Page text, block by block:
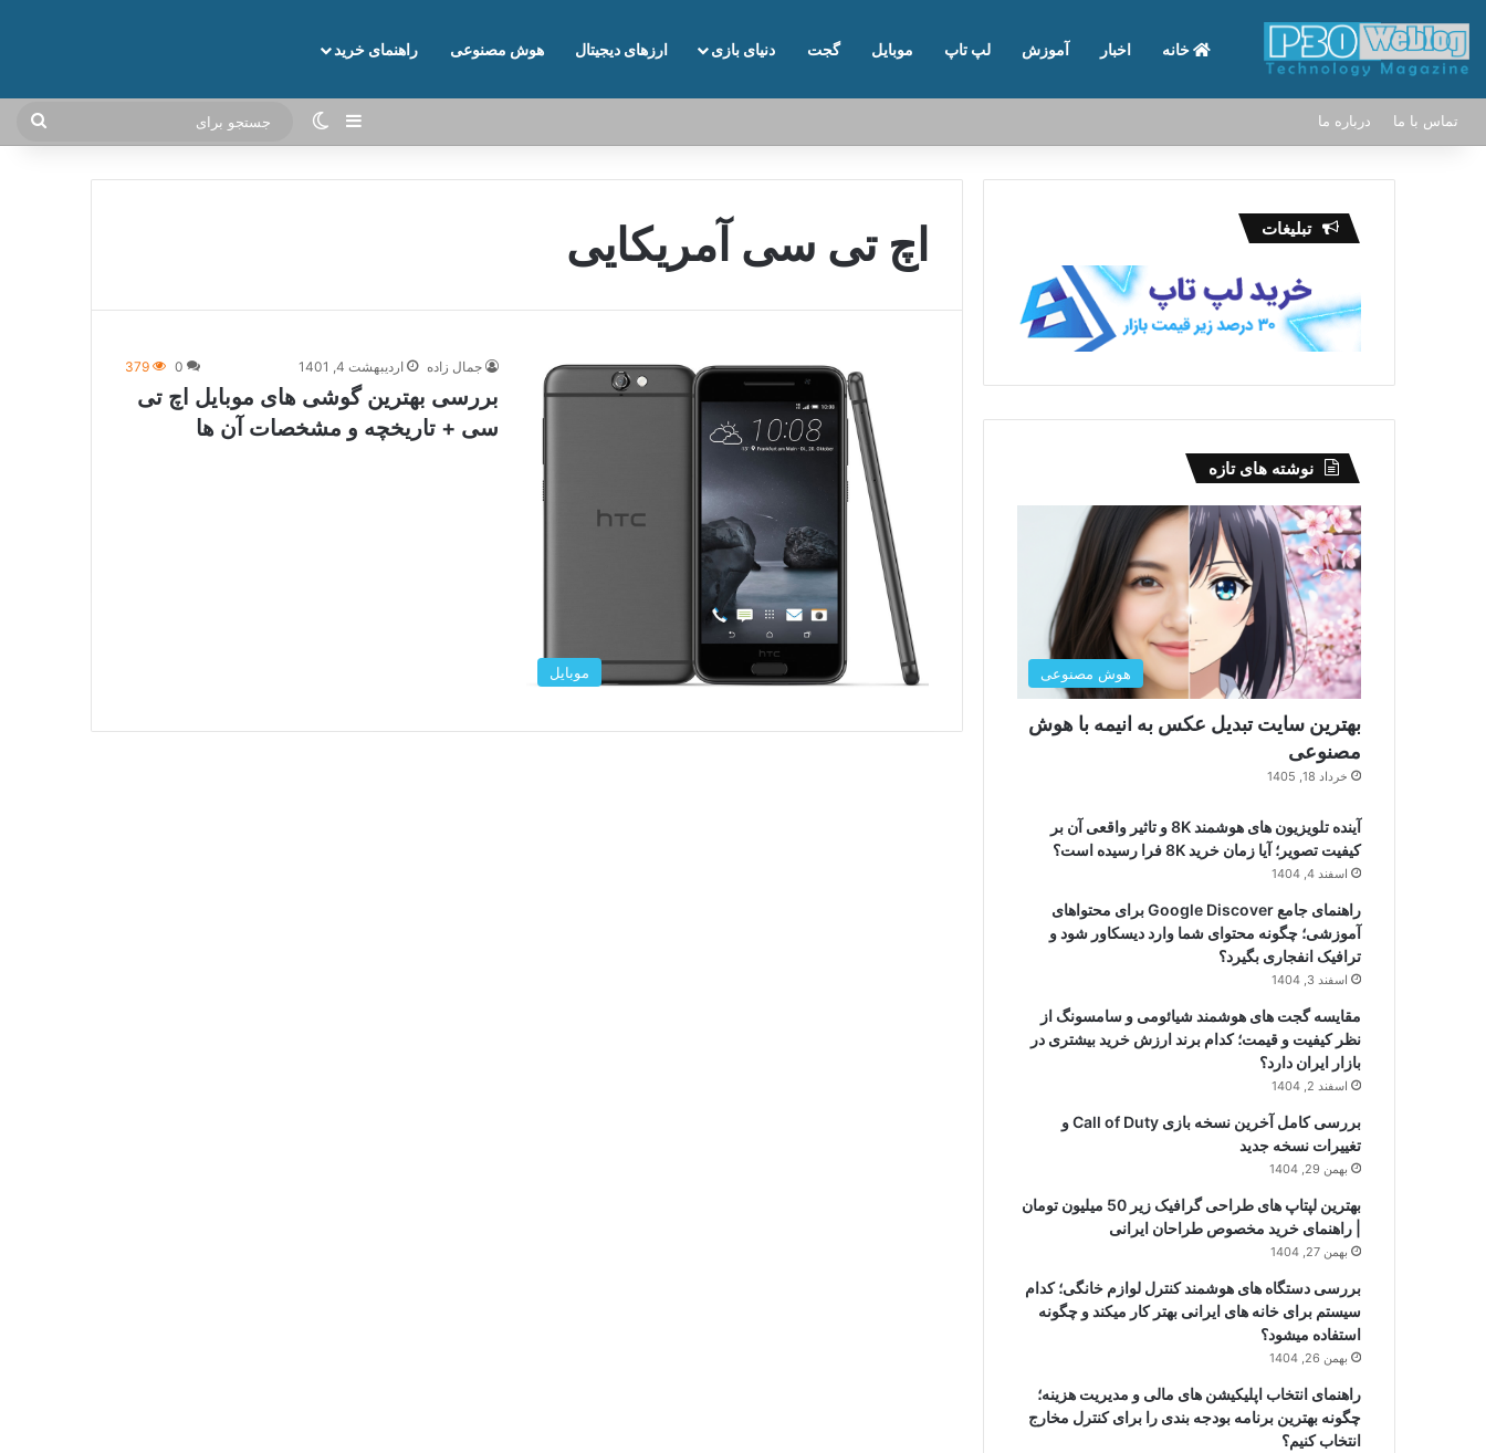
خانه اخبار آموزش لپ تاپ موبایل گجت دنیای بازی ارزهای دیجیتال هوش مصنوعی راهنمای خرید
تماس با ما درباره ما نوارکناریتغییر پوسته
اچ تی سی آمریکایی
موبایل
جمال زاده اردیبهشت 4, 1401 0
379
بررسی بهترین گوشی های موبایل اچ تی
سی + تاریخچه و مشخصات آن ها
تبلیغات
نوشته های تازه
هوش مصنوعی
بهترین سایت تبدیل عکس به انیمه با هوش
مصنوعی
خرداد 18, 1405
آینده تلویزیون های هوشمند 8K و تاثیر واقعی آن بر
کیفیت تصویر؛ آیا زمان خرید 8K فرا رسیده است؟
اسفند 4, 1404
راهنمای جامع Google Discover برای محتواهای
آموزشی؛ چگونه محتوای شما وارد دیسکاور شود و
ترافیک انفجاری بگیرد؟
اسفند 3, 1404
مقایسه گجت های هوشمند شیائومی و سامسونگ از
نظر کیفیت و قیمت؛ کدام برند ارزش خرید بیشتری در
بازار ایران دارد؟
اسفند 2, 1404
بررسی کامل آخرین نسخه بازی Call of Duty و
تغییرات نسخه جدید
بهمن 29, 1404
بهترین لپتاپ های طراحی گرافیک زیر 50 میلیون تومان
| راهنمای خرید مخصوص طراحان ایرانی
بهمن 27, 1404
بررسی دستگاه های هوشمند کنترل لوازم خانگی؛ کدام
سیستم برای خانه های ایرانی بهتر کار میکند و چگونه
استفاده میشود؟
بهمن 26, 1404
راهنمای انتخاب اپلیکیشن های مالی و مدیریت هزینه؛
چگونه بهترین برنامه بودجه بندی را برای کنترل مخارج
انتخاب کنیم؟